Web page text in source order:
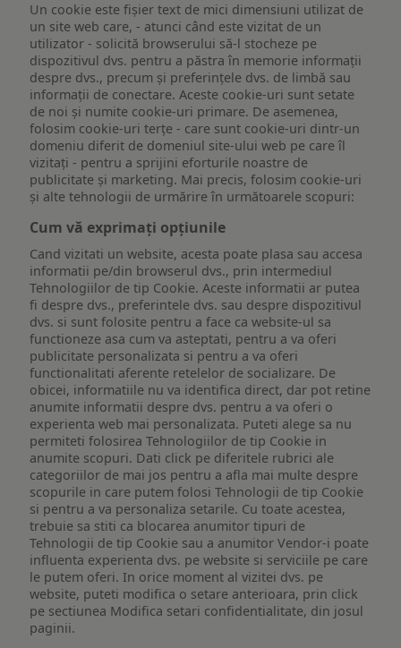
Un cookie este fişier text de mici dimensiuni utilizat de
un site web care, - atunci când este vizitat de un
utilizator - solicită browserului să-l stocheze pe
dispozitivul dvs. pentru a păstra în memorie informații
despre dvs., precum și preferințele dvs. de limbă sau
informații de conectare. Aceste cookie-uri sunt setate
de noi și numite cookie-uri primare. De asemenea,
folosim cookie-uri terțe - care sunt cookie-uri dintr-un
domeniu diferit de domeniul site-ului web pe care îl
vizitați - pentru a sprijini eforturile noastre de
publicitate și marketing. Mai precis, folosim cookie-uri
și alte tehnologii de urmărire în următoarele scopuri:
Cum vă exprimați opțiunile
Cand vizitati un website, acesta poate plasa sau accesa
informatii pe/din browserul dvs., prin intermediul
Tehnologiilor de tip Cookie. Aceste informatii ar putea
fi despre dvs., preferintele dvs. sau despre dispozitivul
dvs. si sunt folosite pentru a face ca website-ul sa
functioneze asa cum va asteptati, pentru a va oferi
publicitate personalizata si pentru a va oferi
functionalitati aferente retelelor de socializare. De
obicei, informatiile nu va identifica direct, dar pot retine
anumite informatii despre dvs. pentru a va oferi o
experienta web mai personalizata. Puteti alege sa nu
permiteti folosirea Tehnologiilor de tip Cookie in
anumite scopuri. Dati click pe diferitele rubrici ale
categoriilor de mai jos pentru a afla mai multe despre
scopurile in care putem folosi Tehnologii de tip Cookie
si pentru a va personaliza setarile. Cu toate acestea,
trebuie sa stiti ca blocarea anumitor tipuri de
Tehnologii de tip Cookie sau a anumitor Vendor-i poate
influenta experienta dvs. pe website si serviciile pe care
le putem oferi. In orice moment al vizitei dvs. pe
website, puteti modifica o setare anterioara, prin click
pe sectiunea Modifica setari confidentialitate, din josul
paginii.